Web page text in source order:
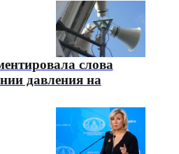
слова
давления на